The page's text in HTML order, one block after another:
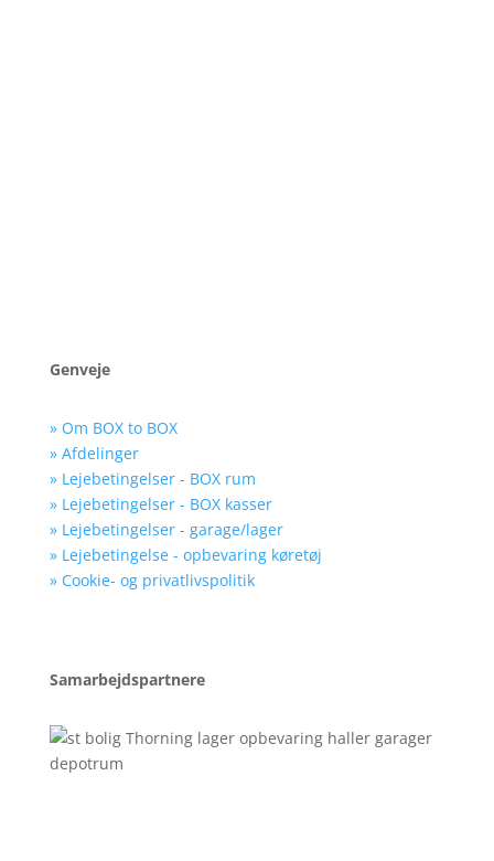
Genveje
» Om BOX to BOX
» Afdelinger
» Lejebetingelser - BOX rum
» Lejebetingelser - BOX kasser
» Lejebetingelser - garage/lager
» Lejebetingelse - opbevaring køretøj
» Cookie- og privatlivspolitik
Samarbejdspartnere